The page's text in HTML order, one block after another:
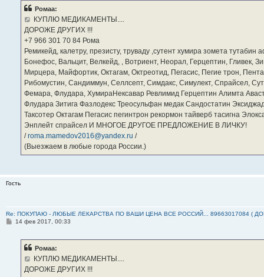
Ромаа:
КУПЛЮ МЕДИКАМЕНТЫ....
ДОРОЖЕ ДРУГИХ !!!
‪+7 966 301 70 84‬ Рома
Ремикейд, калетру, презисту, труваду ,сутент хумира зомета
Бонефос, Вальцит, Велкейд, , Вотриент, Неорал, Герцептин, Гливек,
Мирцера, Майфортик, Октагам, Октреотид, Пегасис, Пегие трон,
Рибомустин, Сандиммун, Селлсепт, Симдакс, Симулект, Спрайсел,
Фемара, Флудара, ХумираНексавар Ревлимид Герцептин Алимта
Флудара Зитига Фазлодекс Треосульфан медак Сандостатин
Таксотер Октагам Пегасис пегинтрон рекормон тайверб тасигна
Энплейт спрайсел И МНОГОЕ ДРУГОЕ ПРЕДЛОЖЕНИЕ В ЛИЧКУ!
/roma.mamedov2016@yandex.ru /
(Выезжаем в любые города России.)
Гость
Re: ПОКУПАЮ - ЛЮБЫЕ ЛЕКАРСТВА ПО ВАШИ ЦЕНА ВСЕ РОССИЙ... 89663017084 (
С14 фев 2017, 00:33
Ромаа:
КУПЛЮ МЕДИКАМЕНТЫ....
ДОРОЖЕ ДРУГИХ !!!